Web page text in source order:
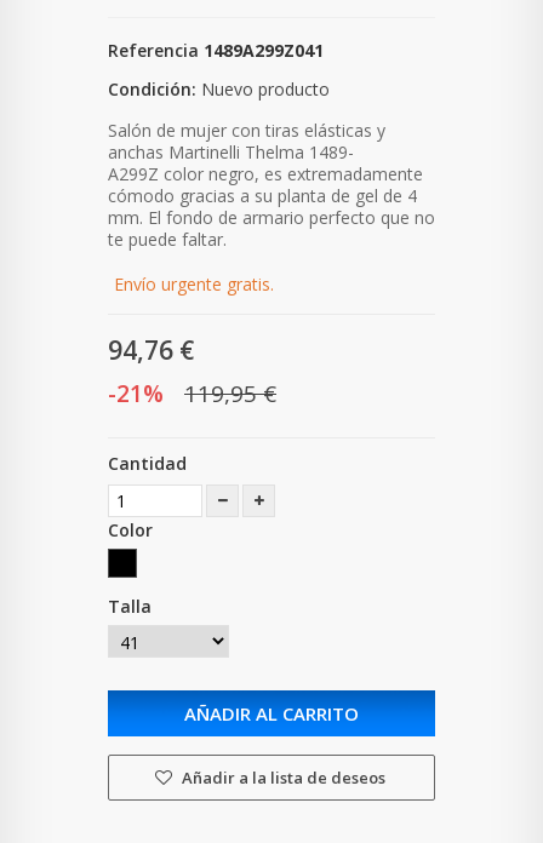
Referencia 1489A299Z041
Condición: Nuevo producto
Salón de mujer con tiras elásticas y
anchas Martinelli Thelma 1489-
A299Z color negro, es extremadamente
cómodo gracias a su planta de gel de 4
mm. El fondo de armario perfecto que no
te puede faltar.
Envío urgente gratis.
94,76 €
-21% 119,95 €
Cantidad
Color
Talla
AÑADIR AL CARRITO
Añadir a la lista de deseos